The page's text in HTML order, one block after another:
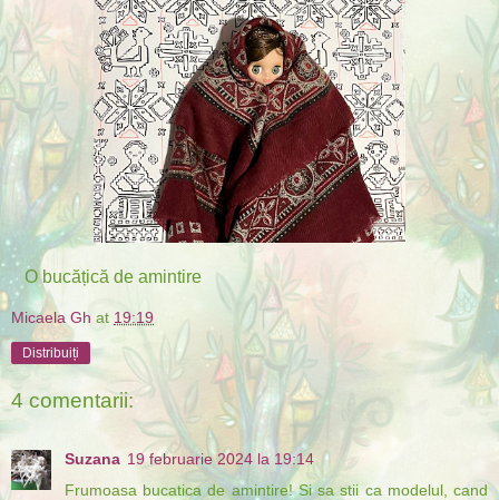
O bucățică de amintire
Micaela Gh at 19:19
Distribuiți
4 comentarii:
Suzana 19 februarie 2024 la 19:14
Frumoasa bucatica de amintire! Si sa stii ca modelul, cand